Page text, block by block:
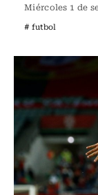
Miércoles 1 de
# futbol